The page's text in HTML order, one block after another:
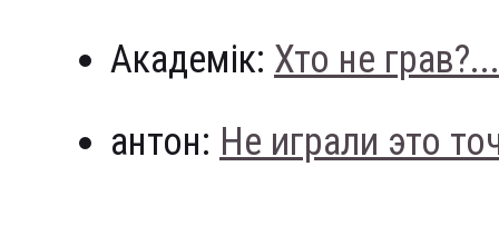
Академік: Хто не грав?...
антон: Не играли это